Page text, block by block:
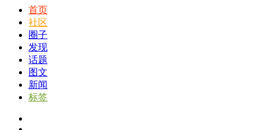
首页
社区
圈子
发现
话题
图文
新闻
标签